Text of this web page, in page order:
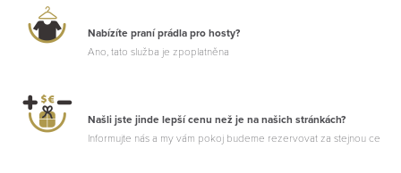
Nabízíte praní prádla pro hosty?
Ano, tato služba je zpoplatněna
Našli jste jinde lepší cenu než je na našich stránkách?
Informujte nás a my vám pokoj budeme rezervovat za stejnou cenu